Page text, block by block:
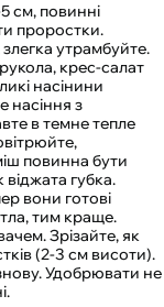
см, повинні
проростки.
злегка утрамбуйте.
крес-салат
насінини
насіння з
в темне тепле
повинна бути
губка.
вони готові
тим краще.
Зрізайте, як
(2-3 см висоти).
Удобрювати не